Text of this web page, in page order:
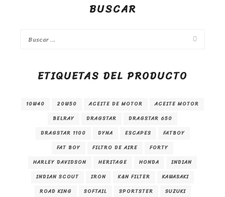
BUSCAR
ETIQUETAS DEL PRODUCTO
10W40 20W50 ACEITE DE MOTOR
ACEITE MOTOR
BELRAY
DRAGSTAR
DRAGSTAR 650
DRAGSTAR 1100
DYNA ESCAPES
FATBOY
FAT BOY
FILTRO DE AIRE
FORTY
HARLEY DAVIDSON
HERITAGE HONDA
INDIAN
INDIAN SCOUT
IRON K&N FILTER
KAWASAKI
ROAD KING
SOFTAIL SPORTSTER
SUZUKI